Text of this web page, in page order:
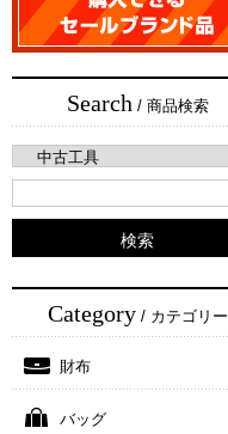
Search/ 商品検索
Category/ カテゴリー
財布
バッグ